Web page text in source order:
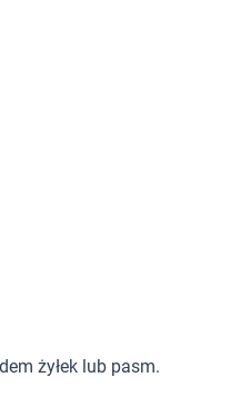
żyłek lub pasm.